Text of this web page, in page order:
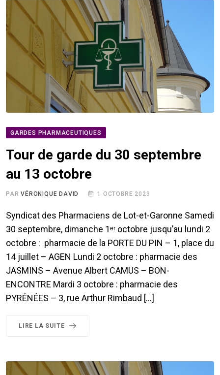
GARDES PHARMACEUTIQUES
Tour de garde du 30 septembre
au 13 octobre
PARVÉRONIQUE DAVID 1 OCTOBRE 2023
Syndicat des Pharmaciens de Lot-et-Garonne Samedi
30 septembre, dimanche 1ᵉʳ octobre jusqu’au lundi 2
octobre : pharmacie de la PORTE DU PIN – 1, place du
14 juillet – AGEN Lundi 2 octobre : pharmacie des
JASMINS – Avenue Albert CAMUS – BON-
ENCONTRE Mardi 3 octobre : pharmacie des
PYRÉNÉES – 3, rue Arthur Rimbaud […]
LIRE LA SUITE